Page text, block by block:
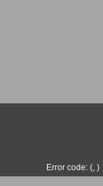
Error code: (, )